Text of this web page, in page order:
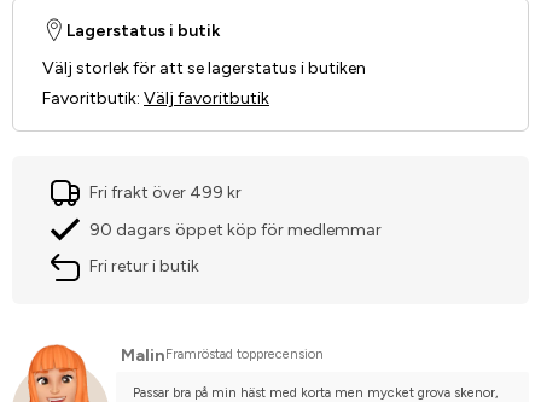
Lagerstatus i butik
Välj storlek för att se lagerstatus i butiken
Favoritbutik: Välj favoritbutik
Fri frakt över 499 kr
90 dagars öppet köp för medlemmar
Fri retur i butik
Malin Framröstad topprecension
Passar bra på min häst med korta men mycket grova skenor,